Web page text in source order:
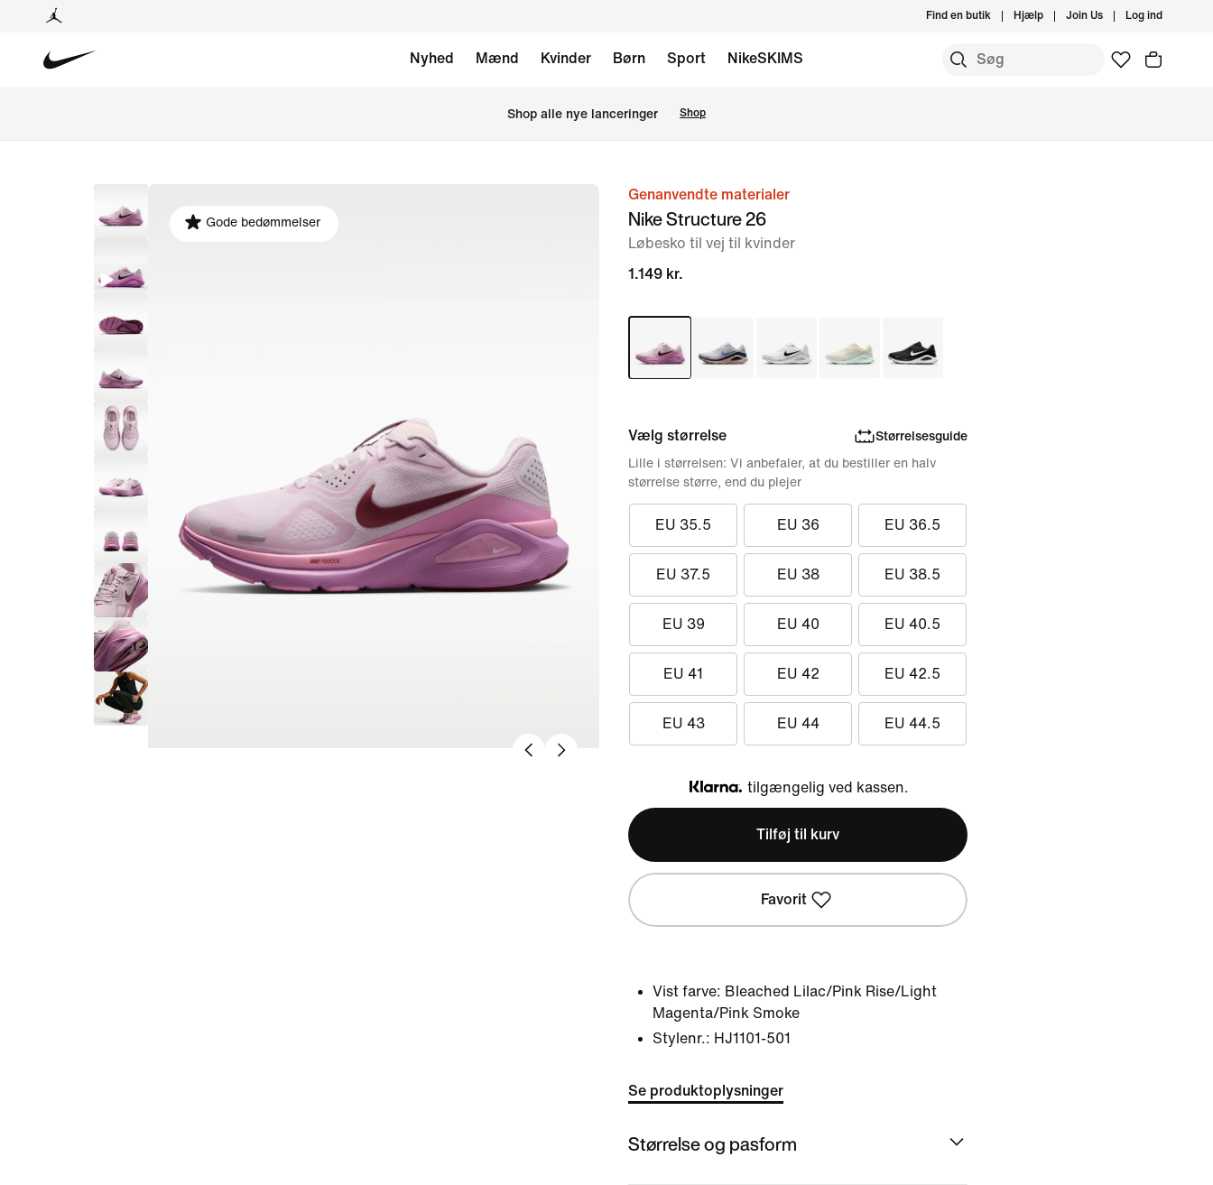
Find en butik Hjælp Join Us Log ind
Nyhed Mænd Kvinder Børn Sport NikeSKIMS
Shop alle nye lanceringer Shop
billede
Gode bedømmelser
Genanvendte materialer
Nike Structure 26
Løbesko til vej til kvinder
1.149 kr.
Vælg størrelse Størrelsesguide
EU 35.5 EU 36 EU 36.5
EU 37.5 EU 38 EU 38.5
EU 39 EU 40 EU 40.5
EU 41 EU 42 EU 42.5
EU 43 EU 44 EU 44.5
Lille i størrelsen: Vi anbefaler, at du bestiller en halv
størrelse større, end du plejer
Klarna
tilgængelig ved kassen.
Tilføj til kurv
Favorit
Vist farve: Bleached Lilac/Pink Rise/Light
Magenta/Pink Smoke
Stylenr.: HJ1101-501
Se produktoplysninger
Størrelse og pasform